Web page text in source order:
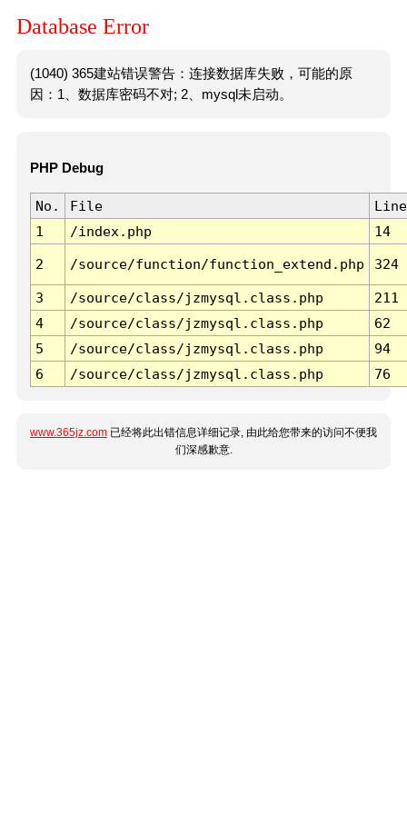
Database Error
(1040) 365建站错误警告：连接数据库失败，可能的原
因：1、数据库密码不对; 2、mysql未启动。
PHP Debug
No. File
Line
1
/index.php 14
2 /source/function/function_extend.php 324
3 /source/class/jzmysql.class.php
211
4
/source/class/jzmysql.class.php
62
5
/source/class/jzmysql.class.php
94
6
/source/class/jzmysql.class.php 76
www.365jz.com 已经将此出错信息详细记录, 由此给您带来的访问不便我
们深感歉意.